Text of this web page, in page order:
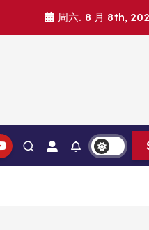
周六. 8 月 8th,